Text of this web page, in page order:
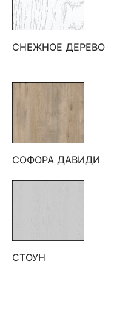
СНЕЖНОЕ ДЕРЕВО
СОФОРА ДАВИДИ
СТОУН